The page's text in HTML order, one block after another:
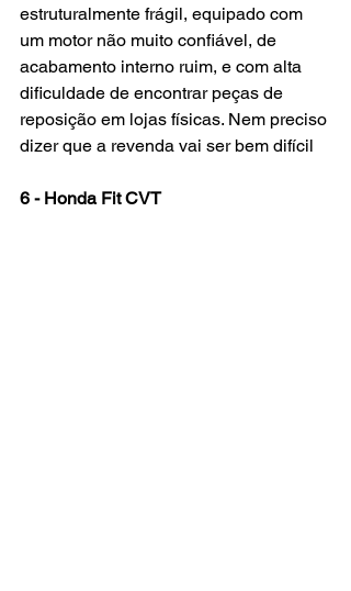
estruturalmente frágil, equipado com
um motor não muito confiável, de
acabamento interno ruim, e com alta
dificuldade de encontrar peças de
reposição em lojas físicas. Nem preciso
dizer que a revenda vai ser bem difícil
6 - Honda Fit CVT